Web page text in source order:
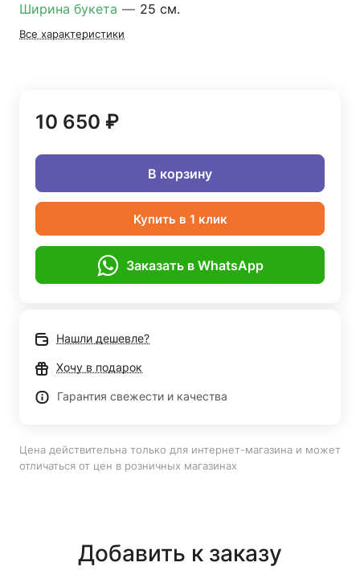
Ширина букета — 25 см.
Все характеристики
10 650 ₽
В корзину
Купить в 1 клик
Заказать в WhatsApp
Нашли дешевле?
Хочу в подарок
Гарантия свежести и качества
Цена действительна только для интернет-магазина и может
отличаться от цен в розничных магазинах
Добавить к заказу